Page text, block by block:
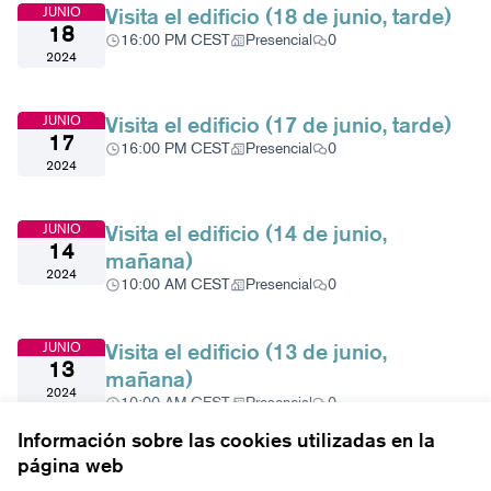
Información sobre las cookies utilizadas en la
página web
JUNIO
18
2024
Visita el edificio (18 de junio, tarde)
16:00 PM CEST Presencial 0
JUNIO
17
2024
Visita el edificio (17 de junio, tarde)
16:00 PM CEST Presencial 0
JUNIO
14
2024
Visita el edificio (14 de junio,
mañana)
10:00 AM CEST Presencial 0
JUNIO
13
2024
Visita el edificio (13 de junio,
mañana)
10:00 AM CEST Presencial 0